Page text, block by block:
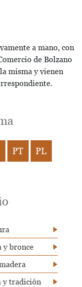
a mano, con
de Bolzano
misma y vienen
PT PL
y bronce
y tradición